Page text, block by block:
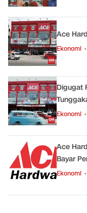
Ace
Ekonomi
Digugat
Ekonomi
Ace
Bayar
Ekonomi